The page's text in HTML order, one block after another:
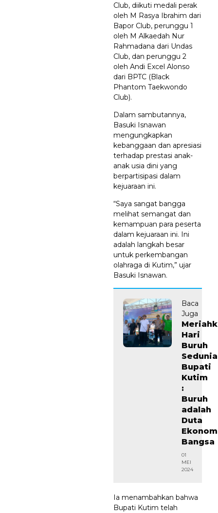
Club, diikuti medali perak
oleh M Rasya Ibrahim dari
Bapor Club, perunggu 1
oleh M Alkaedah Nur
Rahmadana dari Undas
Club, dan perunggu 2
oleh Andi Excel Alonso
dari BPTC (Black
Phantom Taekwondo
Club).
Dalam sambutannya,
Basuki Isnawan
mengungkapkan
kebanggaan dan apresiasi
terhadap prestasi anak-
anak usia dini yang
berpartisipasi dalam
kejuaraan ini.
“Saya sangat bangga
melihat semangat dan
kemampuan para peserta
dalam kejuaraan ini. Ini
adalah langkah besar
untuk perkembangan
olahraga di Kutim,” ujar
Basuki Isnawan.
Baca
Juga
Hari
Buruh
Bupati
Kutim
:
Buruh
adalah
Duta
Bangsa
01
MEI
2024
Ia menambahkan bahwa
Bupati Kutim telah